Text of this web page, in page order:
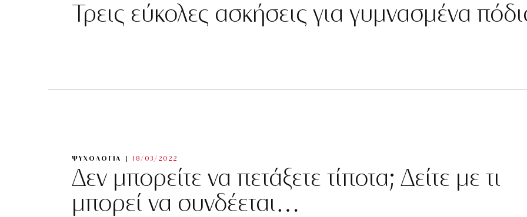
Τρεις εύκολες ασκήσεις για γυμνασμένα
ΨΥΧΟΛΟΓΙΑ 18/03/2022
Δεν μπορείτε να πετάξετε τίποτα; Δείτε με τι
μπορεί να συνδέεται…